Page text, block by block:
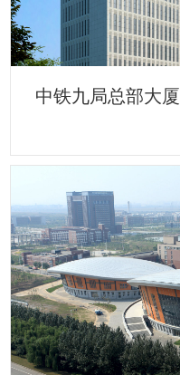
中铁九局总部大厦